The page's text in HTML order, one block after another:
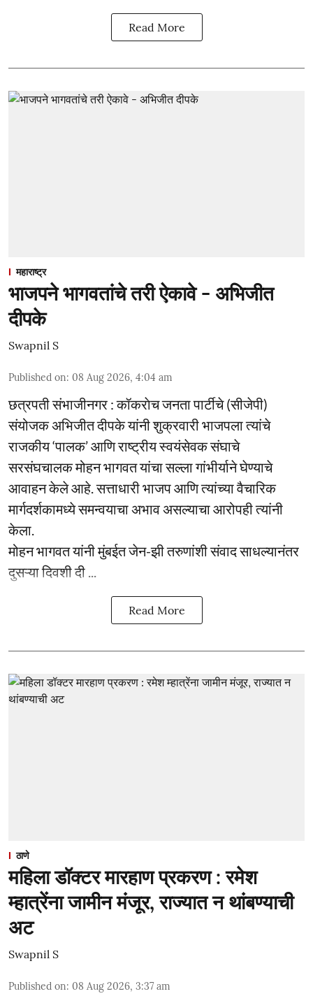
Read More
महाराष्ट्र
भाजपने भागवतांचे तरी ऐकावे - अभिजीत
दीपके
Swapnil S
Published on: 08 Aug 2026, 4:04 am
छत्रपती संभाजीनगर : कॉकराेच जनता पार्टीचे (सीजेपी)
संयोजक अभिजीत दीपके यांनी शुक्रवारी भाजपला त्यांचे
राजकीय ‘पालक’ आणि राष्ट्रीय स्वयंसेवक संघाचे
सरसंघचालक मोहन भागवत यांचा सल्ला गांभीर्याने घेण्याचे
आवाहन केले आहे. सत्ताधारी भाजप आणि त्यांच्या वैचारिक
मार्गदर्शकामध्ये समन्वयाचा अभाव असल्याचा आरोपही त्यांनी
केला.
मोहन भागवत यांनी मुंबईत जेन-झी तरुणांशी संवाद साधल्यानंतर
दुसऱ्या दिवशी दी ...
Read More
ठाणे
महिला डॉक्टर मारहाण प्रकरण : रमेश
म्हात्रेंना जामीन मंजूर, राज्यात न थांबण्याची
अट
Swapnil S
Published on: 08 Aug 2026, 3:37 am